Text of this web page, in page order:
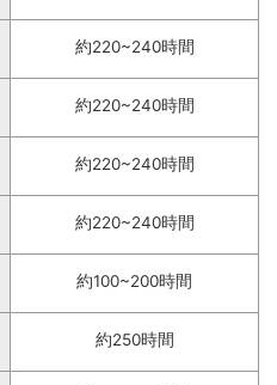
約220~240時間
約220~240時間
約220~240時間
約220~240時間
約100~200時間
約250時間